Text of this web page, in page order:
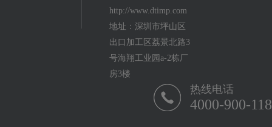
http://www.dtimp.com
地址：深圳市坪山区
出口加工区荔景北路3
号海翔工业园a-2栋厂
房3楼
热线电话
4000-900-118